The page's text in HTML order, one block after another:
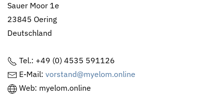
Sauer Moor 1e
23845 Oering
Deutschland
Tel.: +49 (0) 4535 591126
E-Mail: vorstand@myelom.online
Web: myelom.online